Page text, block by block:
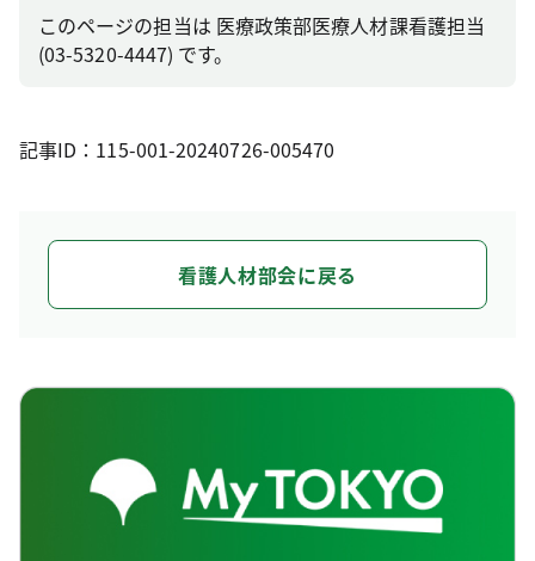
このページの担当は 医療政策部医療人材課看護担当
(03-5320-4447) です。
記事ID：115-001-20240726-005470
看護人材部会に戻る